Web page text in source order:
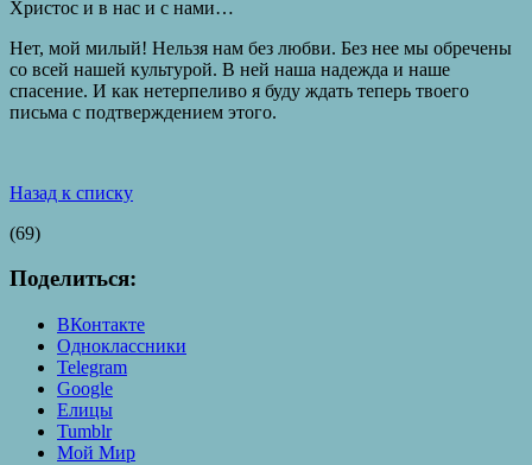
Христос и в нас и с нами…
Нет, мой милый! Нельзя нам без любви. Без нее мы обречены
со всей нашей культурой. В ней наша надежда и наше
спасение. И как нетерпеливо я буду ждать теперь твоего
письма с подтверждением этого.
Назад к списку
(69)
Поделиться:
ВКонтакте
Одноклассники
Telegram
Google
Елицы
Tumblr
Мой Мир